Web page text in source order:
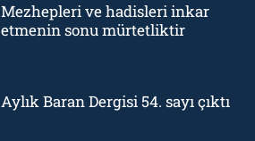
Mezhepleri ve hadisleri inkar
etmenin sonu mürtetliktir
Aylık Baran Dergisi 54. sayı çıktı